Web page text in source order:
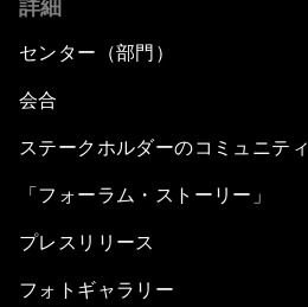
詳細
センター（部門）
会合
ステークホルダーのコミュニティ
「フォーラム・ストーリー」
プレスリリース
フォトギャラリー